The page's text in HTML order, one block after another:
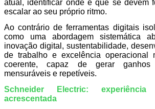
atual, identificar onde é que se devem
escalar ao seu próprio ritmo.
Ao contrário de ferramentas digitais
como uma abordagem sistemática
inovação digital, sustentabilidade,
de trabalho e excelência operacional
coerente, capaz de gerar ganhos
mensuráveis e repetíveis.
Schneider Electric:
acrescentada